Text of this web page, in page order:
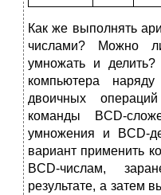
Как же выполнять
числами? Можно
умножать и
компьютера
двоичных
команды BCD-
умножения и BCD-
вариант применить
BCD-числам,
результате, а затем